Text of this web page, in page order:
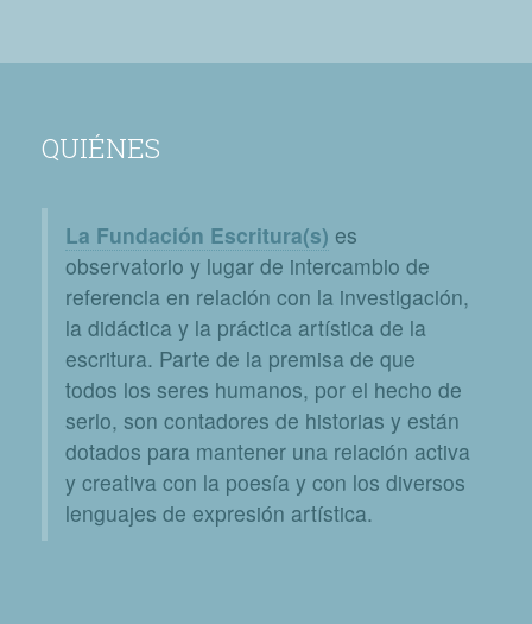
QUIÉNES
La Fundación Escritura(s) es
observatorio y lugar de intercambio de
referencia en relación con la investigación,
la didáctica y la práctica artística de la
escritura. Parte de la premisa de que
todos los seres humanos, por el hecho de
serlo, son contadores de historias y están
dotados para mantener una relación activa
y creativa con la poesía y con los diversos
lenguajes de expresión artística.